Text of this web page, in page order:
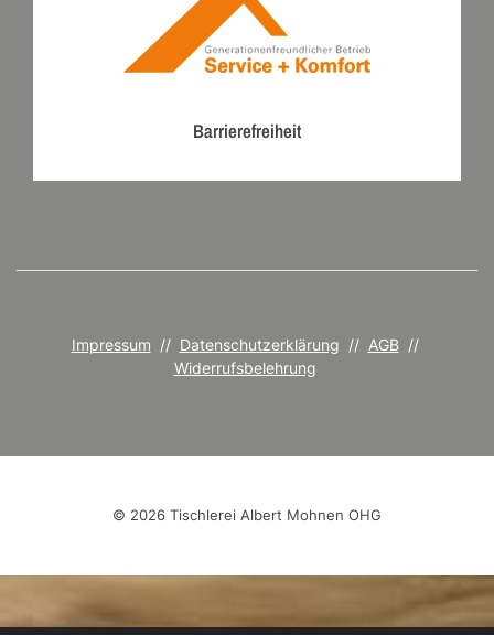
Barrierefreiheit
Impressum // Datenschutzerklärung // AGB//
Widerrufsbelehrung
© 2026 Tischlerei Albert Mohnen OHG